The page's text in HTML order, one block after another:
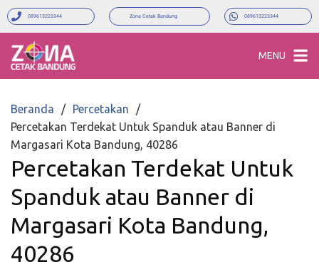
089613223344 Zona Cetak Bandung 089613223344
MENU
Beranda
Percetakan
Percetakan Terdekat Untuk Spanduk atau Banner di
Margasari Kota Bandung, 40286
Percetakan Terdekat Untuk
Spanduk atau Banner di
Margasari Kota Bandung,
40286